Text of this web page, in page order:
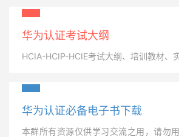
华为认证考试大纲
HCIA-HCIP-HCIE考试大纲、培训教材、
华为认证必备电子书下载
本群所有资源仅供学习交流之用，请勿